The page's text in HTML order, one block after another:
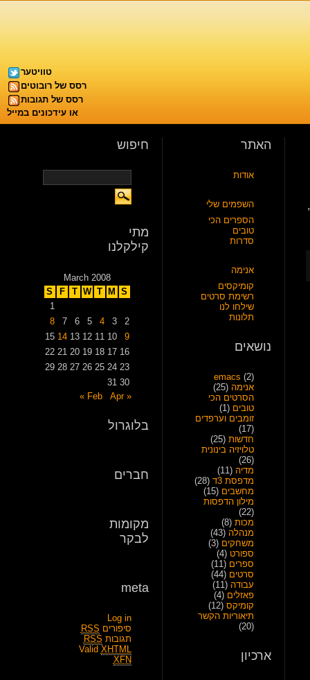
טוויטער
רסס של רובוטים
רסס של תגובות
או עידכונים במייל
האתר
אודות
השפמים שלי
הספרים הכי
טובים
סדרות
אנימה
קומיקסים
רשימת סרטים
שילחו לנו
תלונות
נושאים
emacs (2)
אנימה (25)
הסרטים הכי
טובים (1)
זומבים וערפדים
(17)
חדשות (25)
טלויזיה בינונית
(26)
מדיה (11)
מדפסת 3ד
(28)
מחשבים (15)
מילון הדפסות
(22)
מכות (8)
מנהלה (43)
משחקים (3)
ספורט (4)
ספרים (11)
סרטים (44)
עבודה (11)
פאזלים (4)
קומיקס (12)
תיאוריות הקשר
(20)
ארכיון
חיפוש
מתי
קילקלנו
March 2008
S
M
T
W
T
F
S
1
2
3
4
5
6
7
8
9
10
11
12
13
14
15
16
17
18
19
20
21
22
23
24
25
26
27
28
29
30
31
« Feb
Apr »
בלוגרול
חברים
מקומות
לבקר
meta
Log in
סיפורים RSS
תגובות RSS
Valid XHTML
XFN